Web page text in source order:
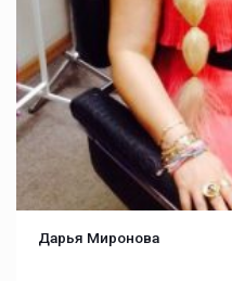
Дарья Миронова